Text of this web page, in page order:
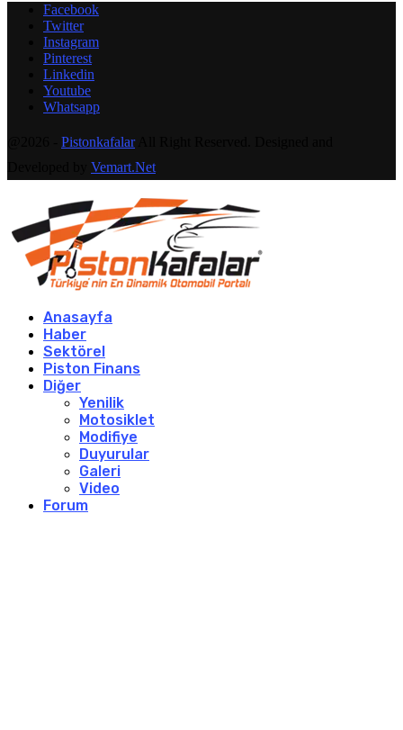
Facebook
Twitter
Instagram
Pinterest
Linkedin
Youtube
Whatsapp
PistonkafalarAll Right Reserved. Designed and
Vemart.Net
Anasayfa
Haber
Sektörel
Piston Finans
Diğer
Yenilik
Motosiklet
Modifiye
Duyurular
Galeri
Video
Forum